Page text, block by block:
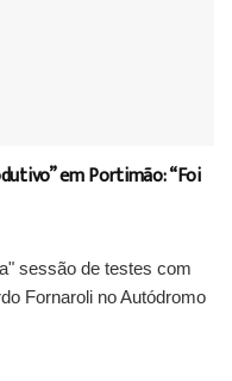
em Portimão: “Foi
sessão de testes com
Fornaroli no Autódromo